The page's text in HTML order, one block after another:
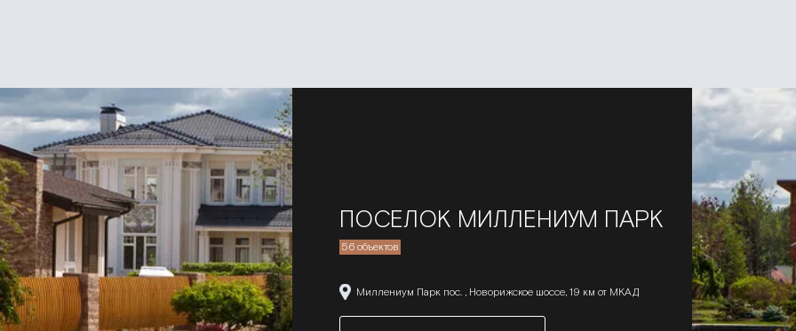
ПОСЕЛОК МИЛЛЕНИУМ ПАРК
56 объектов
Миллениум Парк пос. , Новорижское шоссе, 19 км от МКАД